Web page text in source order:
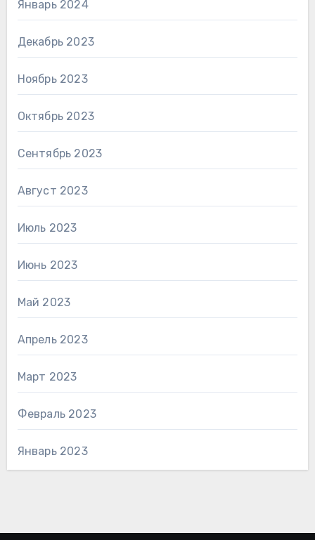
Январь 2024
Декабрь 2023
Ноябрь 2023
Октябрь 2023
Сентябрь 2023
Август 2023
Июль 2023
Июнь 2023
Май 2023
Апрель 2023
Март 2023
Февраль 2023
Январь 2023